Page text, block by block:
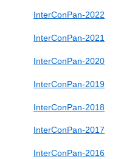
InterConPan-2022
InterConPan-2021
InterConPan-2020
InterConPan-2019
InterConPan-2018
InterConPan-2017
InterConPan-2016